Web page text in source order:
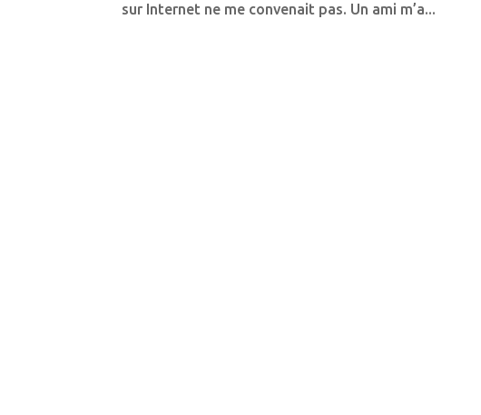
sur Internet ne me convenait pas. Un ami m’a...